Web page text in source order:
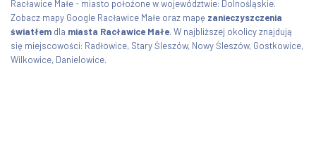
Racławice Małe - miasto położone w województwie: Dolnośląskie.
Zobacz mapy Google Racławice Małe oraz mapę zanieczyszczenia
światłem dla miasta Racławice Małe. W najbliższej okolicy znajdują
się miejscowości: Radłowice, Stary Śleszów, Nowy Śleszów, Gostkowice,
Wilkowice, Danielowice.